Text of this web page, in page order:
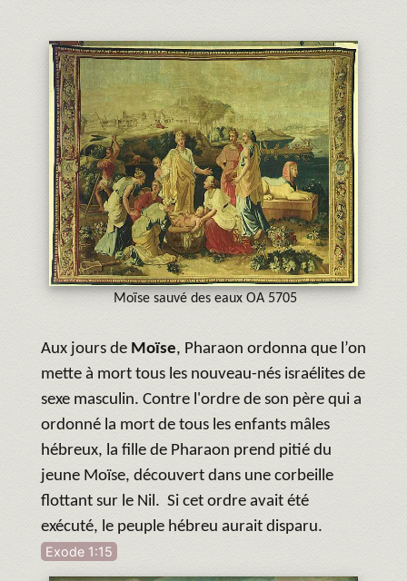
Moïse sauvé des eaux OA 5705
Aux jours de Moïse, Pharaon ordonna que l’on
mette à mort tous les nouveau-nés israélites de
sexe masculin. Contre l'ordre de son père qui a
ordonné la mort de tous les enfants mâles
hébreux, la fille de Pharaon prend pitié du
jeune Moïse, découvert dans une corbeille
flottant sur le Nil. Si cet ordre avait été
exécuté, le peuple hébreu aurait disparu.
Exode 1:15